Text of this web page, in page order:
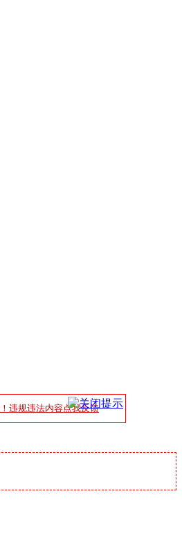
违规违法内容点我反馈